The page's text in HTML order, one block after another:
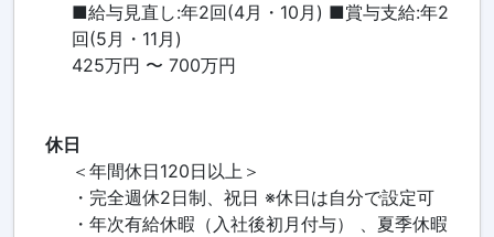
■給与見直し:年2回(4月・10月) ■賞与支給:年2
回(5月・11月)
425万円 〜 700万円
休日
＜年間休日120日以上＞
・完全週休2日制、祝日 ※休日は自分で設定可
・年次有給休暇（入社後初月付与） 、夏季休暇